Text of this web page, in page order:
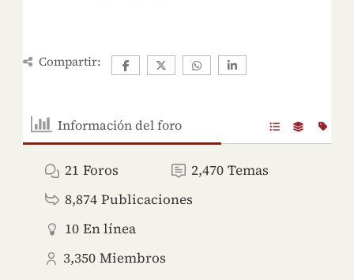
Compartir:
Información del foro
21 Foros 2,470 Temas
8,874 Publicaciones
10 En línea
3,350 Miembros